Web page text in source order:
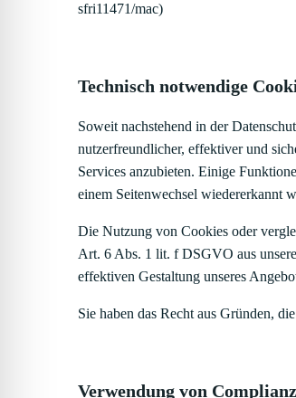
sfri11471/mac)
Technisch notwendige
Soweit nachstehend in der
nutzerfreundlicher, effektiver und
Services anzubieten. Einige
einem Seitenwechsel wiedererkannt
Die Nutzung von Cookies oder
Art. 6 Abs. 1 lit. f DSGVO aus
effektiven Gestaltung unseres
Sie haben das Recht aus Gründen,
Verwendung von